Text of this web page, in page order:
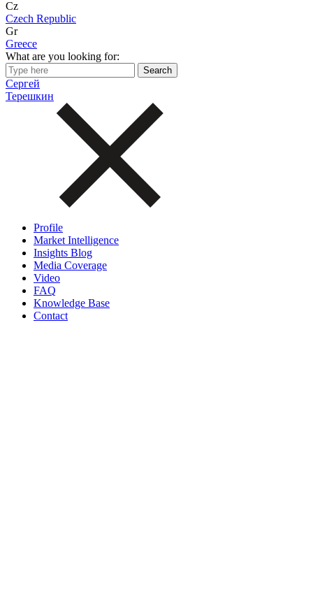
Cz
Czech Republic
Gr
Greece
What are you looking for:
Сергей
Терешкин
Profile
Market Intelligence
Insights Blog
Media Coverage
Video
FAQ
Knowledge Base
Contact